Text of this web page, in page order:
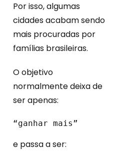
Por isso, algumas
cidades acabam sendo
mais procuradas por
famílias brasileiras.
O objetivo
normalmente deixa de
ser apenas:
“ganhar mais”
e passa a ser: